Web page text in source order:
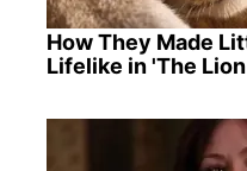
How They Made
Lifelike in 'The